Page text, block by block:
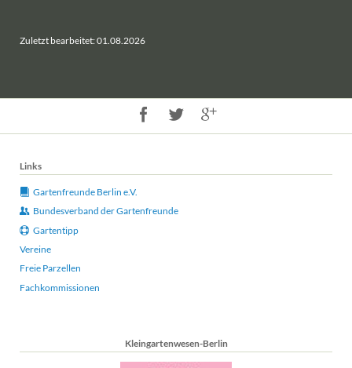
Zuletzt bearbeitet: 01.08.2026
Links
Gartenfreunde Berlin e.V.
Bundesverband der Gartenfreunde
Gartentipp
Vereine
Freie Parzellen
Fachkommissionen
Kleingartenwesen-Berlin